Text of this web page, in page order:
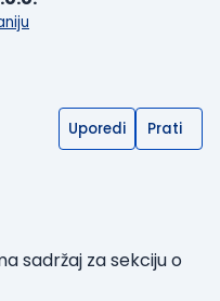
Uporedi Prati
sadržaj za sekciju o